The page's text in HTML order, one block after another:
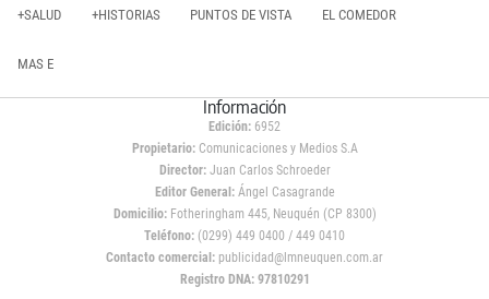
+SALUD +HISTORIAS PUNTOS DE VISTA EL COMEDOR
MAS E
Información
Edición: 6952
Propietario:Comunicaciones y Medios S.A
Director: Juan Carlos Schroeder
Editor General:Ángel Casagrande
Domicilio:Fotheringham 445, Neuquén (CP 8300)
Teléfono: (0299) 449 0400 / 449 0410
Contacto comercial: publicidad@lmneuquen.com.ar
Registro DNA: 97810291